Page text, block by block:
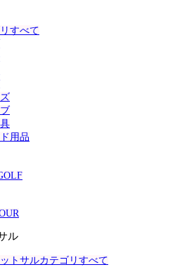
すべて
用品
ル
トサルカテゴリすべて